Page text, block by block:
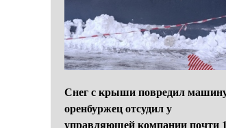
Снег с крыши повредил
оренбуржец отсудил у
управляющей компании почти